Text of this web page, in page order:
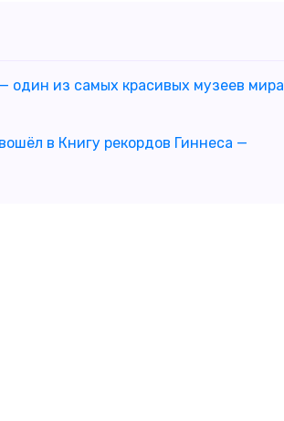
один из самых красивых музеев мира
в Книгу рекордов Гиннеса —